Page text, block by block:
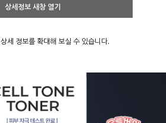
상세정보 새창 열기
상세 정보를 확대해 보실 수 있습니다.